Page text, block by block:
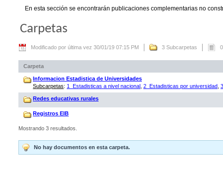
En esta sección se encontrarán publicaciones complementarias no
Carpetas
Modificado por última vez 30/01/19 07:15 PM 3 Subcarpetas
Carpeta
Informacion Estadistica de Universidades
Subcarpetas: 1_Estadisticas a nivel nacional 2_Estadisticas por universidad
Redes educativas rurales
Registros EIB
Mostrando 3 resultados.
No hay documentos en esta carpeta.